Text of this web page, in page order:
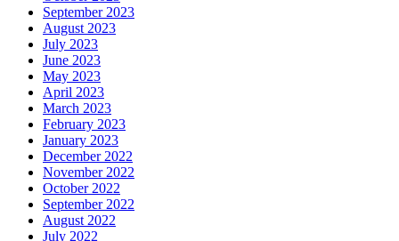
September 2023
August 2023
July 2023
June 2023
May 2023
April 2023
March 2023
February 2023
January 2023
December 2022
November 2022
October 2022
September 2022
August 2022
July 2022